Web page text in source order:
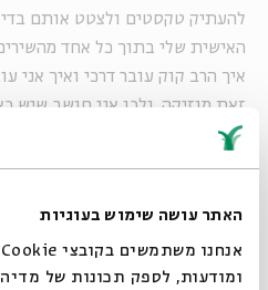
האתר עושה שימוש בעוגיות
ומודעות, לספק תכונות של
להעתיק טקסטים ולצטט אותם
האישית שלי בתוך כל אחד
איך הרב קוק עובר דרכי ואיך אני
זאת מוזיקה. ולכן אני חושב שיש
לידי ביטוי מוזיקלי".
היה לך קל לחבר לחנים
"זה לא פשוט לחבר בין טקסטים
מודרנית. יש אמנים שלא מצליחים